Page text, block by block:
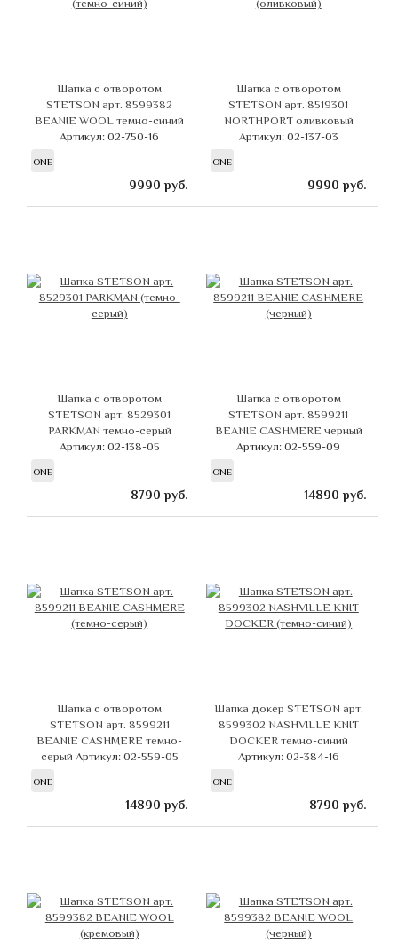
Шапка с отворотом
STETSON арт. 8599382
BEANIE WOOL темно-синий
Артикул: 02-750-16
ONE
9990 руб.
Шапка с отворотом
STETSON арт. 8519301
NORTHPORT оливковый
Артикул: 02-137-03
ONE
9990 руб.
Шапка с отворотом
STETSON арт. 8529301
PARKMAN темно-серый
Артикул: 02-138-05
ONE
8790 руб.
Шапка с отворотом
STETSON арт. 8599211
BEANIE CASHMERE черный
Артикул: 02-559-09
ONE
14890 руб.
Шапка с отворотом
STETSON арт. 8599211
BEANIE CASHMERE темно-
серый Артикул: 02-559-05
ONE
14890 руб.
Шапка докер STETSON арт.
8599302 NASHVILLE KNIT
DOCKER темно-синий
Артикул: 02-384-16
ONE
8790 руб.